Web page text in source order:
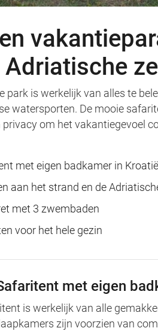
Adriatische
park is werkelijk van alles te
watersporten. De mooie
om het vakantiegevoel
met eigen badkamer in Kroatië
aan het strand en de
met 3 zwembaden
voor het hele gezin
met eigen
is werkelijk van alle
zijn voorzien van